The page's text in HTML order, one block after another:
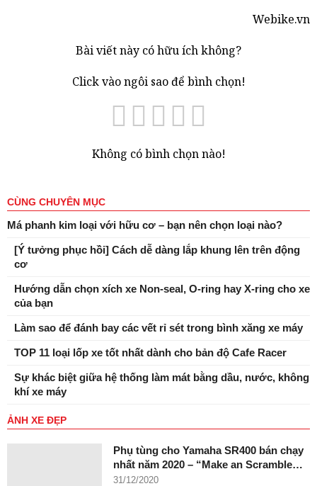
Webike.vn
Bài viết này có hữu ích không?
Click vào ngôi sao để bình chọn!
Không có bình chọn nào!
CÙNG CHUYÊN MỤC
Má phanh kim loại với hữu cơ – bạn nên chọn loại nào?
[Ý tưởng phục hồi] Cách dễ dàng lắp khung lên trên động
cơ
Hướng dẫn chọn xích xe Non-seal, O-ring hay X-ring cho xe
của bạn
Làm sao để đánh bay các vết rỉ sét trong bình xăng xe máy
TOP 11 loại lốp xe tốt nhất dành cho bản độ Cafe Racer
Sự khác biệt giữa hệ thống làm mát bằng dầu, nước, không
khí xe máy
ẢNH XE ĐẸP
Phụ tùng cho Yamaha SR400 bán chạy
nhất năm 2020 – “Make an Scramble…
31/12/2020